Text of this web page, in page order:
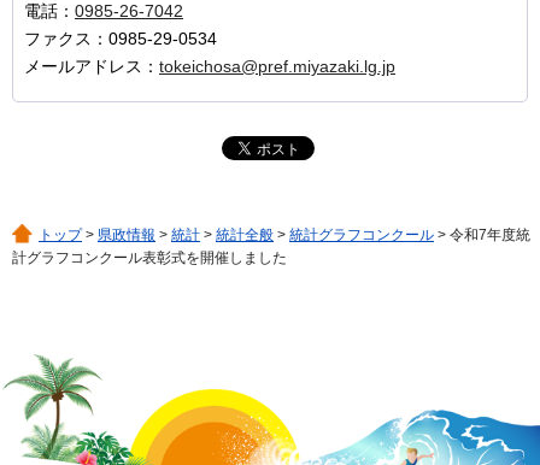
電話： 0985-26-7042
ファクス：0985-29-0534
メールアドレス： tokeichosa@pref.miyazaki.lg.jp
トップ> 県政情報 > 統計 > 統計全般 > 統計グラフコンクール > 令和7年度統
計グラフコンクール表彰式を開催しました